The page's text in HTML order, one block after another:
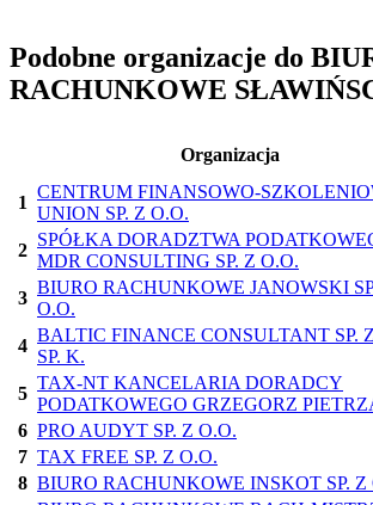
Podobne organizacje do
RACHUNKOWE
Organizacja
1
CENTRUM FINANSOWO-
UNION SP. Z O.O.
2
SPÓŁKA DORADZTWA
MDR CONSULTING SP. Z O.O.
3
BIURO RACHUNKOWE JANOWSKI
O.O.
4
BALTIC FINANCE CONSULTANT SP.
SP. K.
5
TAX-NT KANCELARIA DORADCY
PODATKOWEGO GRZEGORZ
6 PRO AUDYT SP. Z O.O.
7 TAX FREE SP. Z O.O.
8 BIURO RACHUNKOWE INSKOT SP. Z